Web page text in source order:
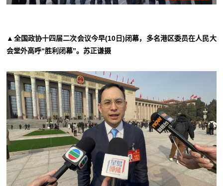
▲全国政协十四届二次会议今早(10日)闭幕，多名港区委员在人民大
会堂外高呼“胜利闭幕”。苏正谦摄